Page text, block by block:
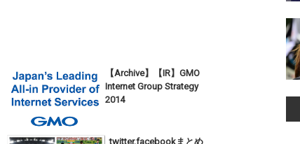
【Archive】【IR】GMO
Internet Group Strategy
2014
_twitter,facebookまとめ